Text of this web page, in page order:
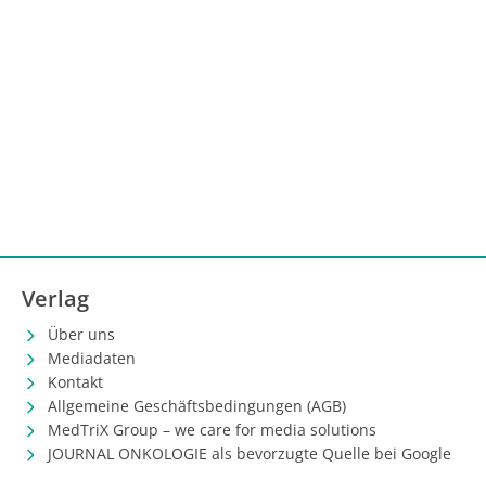
Verlag
Über uns
Mediadaten
Kontakt
Allgemeine Geschäftsbedingungen (AGB)
MedTriX Group – we care for media solutions
JOURNAL ONKOLOGIE als bevorzugte Quelle bei Google